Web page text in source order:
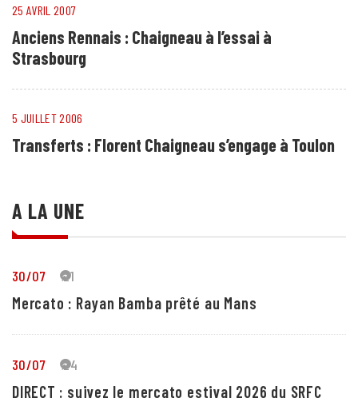
25 AVRIL 2007
Anciens Rennais : Chaigneau à l’essai à
Strasbourg
5 JUILLET 2006
Transferts : Florent Chaigneau s’engage à Toulon
A LA UNE
30/07 21
Mercato : Rayan Bamba prêté au Mans
30/07 24
DIRECT : suivez le mercato estival 2026 du SRFC